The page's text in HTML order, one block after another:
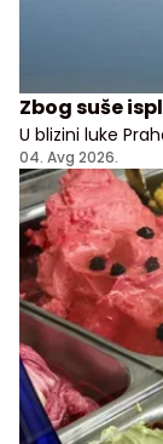
Zbog suše
U blizini luke
potopljenih
04. Avg 2026.